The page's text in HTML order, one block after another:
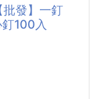
口都超有驚喜
++
批發】一釘
100入